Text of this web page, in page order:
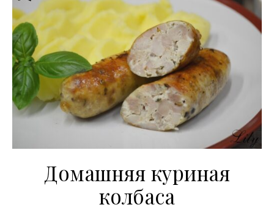
Домашняя куриная
колбаса